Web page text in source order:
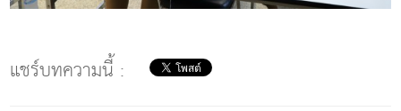
แชร์บทความนี้ :